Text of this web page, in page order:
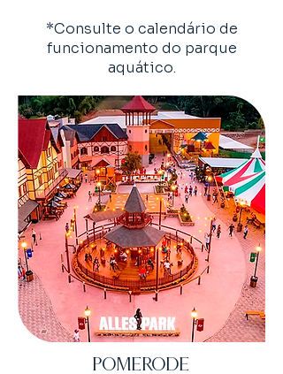
*Consulte o calendário de
funcionamento do parque
aquático.
pomerode